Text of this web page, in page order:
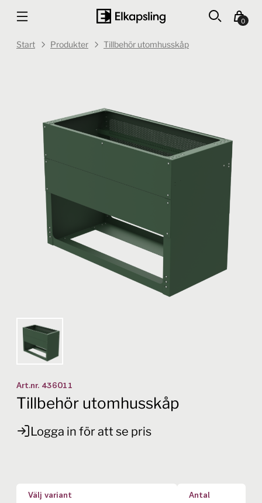
0
Start Produkter Tillbehör utomhusskåp
Art.nr. 436011
Tillbehör utomhusskåp
Logga in för att se pris
Välj variant Antal